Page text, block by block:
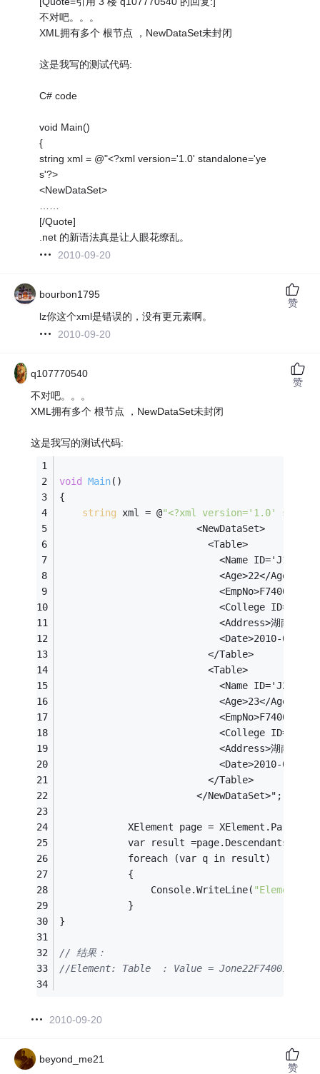
不对吧。。。
XML拥有多个 根节点 ，NewDataSet未封闭
这是我写的测试代码:
C# code
void Main()
{
string xml = @"<?xml version='1.0' standalone='ye
s'?>
<NewDataSet>
[/Quote]
.net 的新语法真是让人眼花缭乱。
2010-09-20
bourbon1795
lz你这个xml是错误的，没有更元素啊。
2010-09-20
赞
q107770540
不对吧。。。
XML拥有多个 根节点 ，NewDataSet未封闭
这是我写的测试代码:
void Main()
{
string xml = @"<?xml version='1.0'
						<NewDataSet>
						  <Table>
<Name
							<Age>22</Age>
<College
<Address>湖南岳
<Date>2010-07-
						  </Table>
						  <Table>
<Name
							<Age>23</Age>
<College
<Address>湖南</
<Date>2010-07-
						  </Table>
						</NewDataSet>";
XElement page =
			var result =page.Descendants(
			foreach (var q in result)
			{
				Console.WriteLine(
"Element:
			}
}
// 结果：
//Element: Table  : Value = Jone22F7400144深圳
2010-09-20
赞
beyond_me21
赞